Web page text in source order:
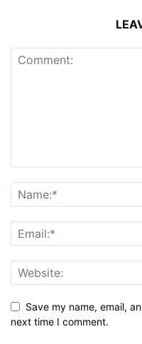
Save my name, email,
next time I comment.